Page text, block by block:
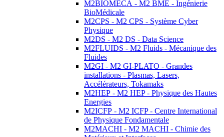
M2BIOMECA - M2 BME - Ingénierie
BioMédicale
M2CPS - M2 CPS - Système Cyber
Physique
M2DS - M2 DS - Data Science
M2FLUIDS - M2 Fluids - Mécanique des
Fluides
M2GI - M2 GI-PLATO - Grandes
installations - Plasmas, Lasers,
Accélérateurs, Tokamaks
M2HEP - M2 HEP - Physique des Hautes
Energies
M2ICFP - M2 ICFP - Centre International
de Physique Fondamentale
M2MACHI - M2 MACHI - Chimie des